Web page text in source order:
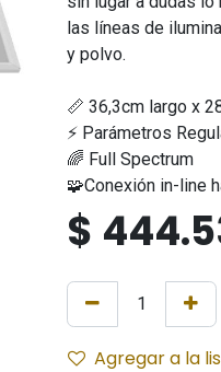
las líneas de
y polvo.
📏 36,3cm largo x
⚡ Parámetros
🌈 Full Spectrum
🧩Conexión in-line
$
Agregar a la